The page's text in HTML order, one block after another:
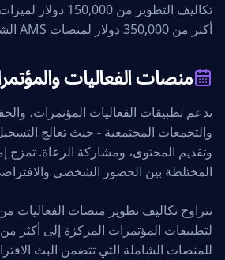
تكاليف التطوير من
أكثر من 350,000 دولار لمنصات AMS الشاملة.
منصات الفعاليات
تدعم تطبيقات الفعاليات المؤتمرات،
والتجمعات المجتمعية - حيث تعالج
وتقديم المحتوى، ومشاركة الرعاة. تمزج
المختلطة بين الحضور الشخصي
للمنصات الشاملة التي تتضمن البث